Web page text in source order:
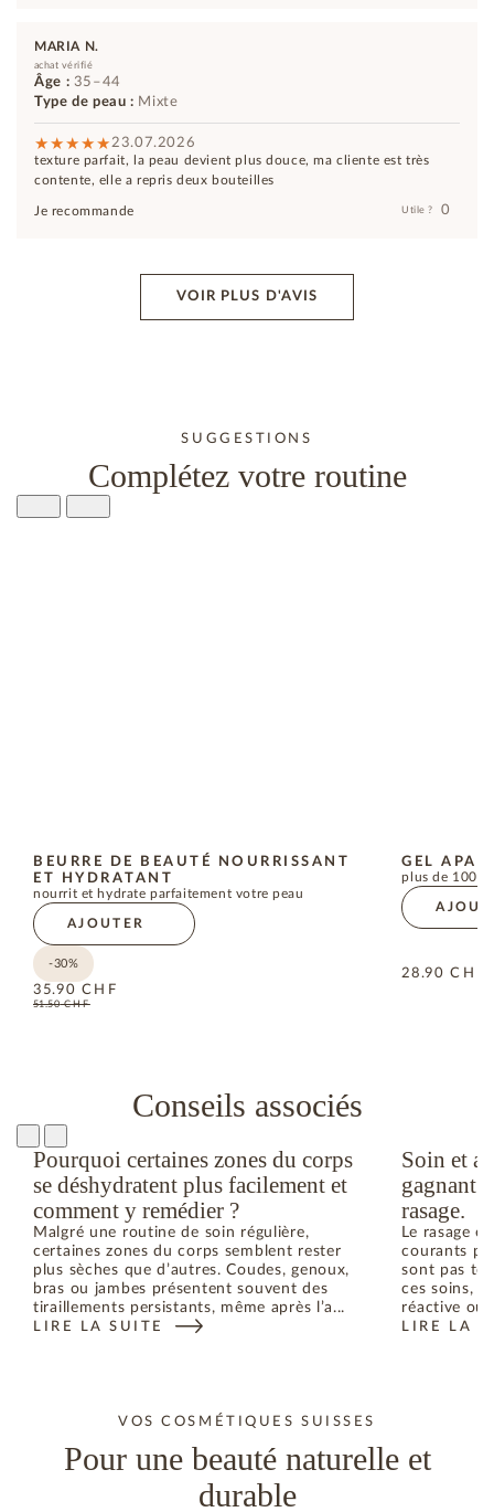
MARIA N.
achat vérifié
Âge : 35–44
Type de peau : Mixte
23.07.2026
texture parfait, la peau devient plus douce, ma cliente est très
contente, elle a repris deux bouteilles
Je recommande Utile ? 0
VOIR PLUS D'AVIS
SUGGESTIONS
Complétez votre routine
BEURRE DE BEAUTÉ NOURRISSANT
ET HYDRATANT
nourrit et hydrate parfaitement votre peau
AJOUTER
-30%
35.90 CHF
51.50CHF
GEL
plus de 100
28.90 CHF
Conseils associés
Pourquoi certaines zones du corps
se déshydratent plus facilement et
comment y remédier ?
Malgré une routine de soin régulière,
certaines zones du corps semblent rester
plus sèches que d’autres. Coudes, genoux,
bras ou jambes présentent souvent des
tiraillements persistants, même après l’a...
LIRE LA SUITE
Soin et
gagnant
rasage.
Le rasage
courants
sont pas
ces soins,
réactive ou
LIRE LA
VOS COSMÉTIQUES SUISSES
Pour une beauté naturelle et
durable